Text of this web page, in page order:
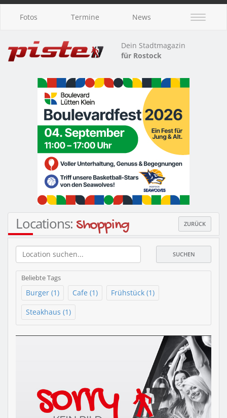
Fotos Termine News
Dein Stadtmagazin
für Rostock
Locations: Shopping ZURÜCK
SUCHEN
Beliebte Tags
Burger (1) Cafe (1)
Frühstück (1)
Steakhaus (1)